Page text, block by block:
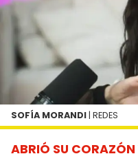
ABRIÓ SU CORAZÓN
SOFÍA MORANDI | REDES